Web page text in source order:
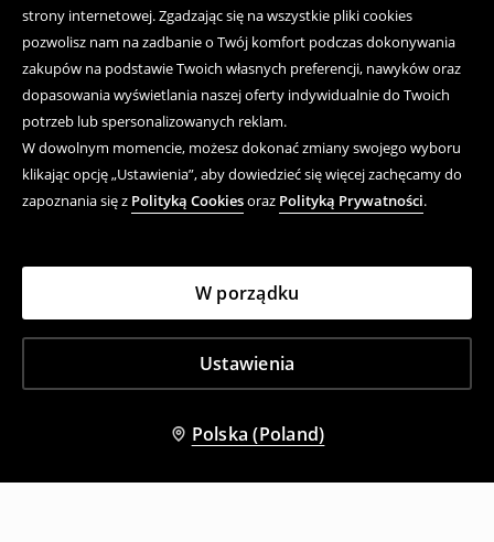
strony internetowej. Zgadzając się na wszystkie pliki cookies
pozwolisz nam na zadbanie o Twój komfort podczas dokonywania
zakupów na podstawie Twoich własnych preferencji, nawyków oraz
dopasowania wyświetlania naszej oferty indywidualnie do Twoich
potrzeb lub spersonalizowanych reklam.
W dowolnym momencie, możesz dokonać zmiany swojego wyboru
klikając opcję „Ustawienia”, aby dowiedzieć się więcej zachęcamy do
zapoznania się z Polityką Cookiesoraz Polityką Prywatności.
Ustawienia
W porządku
Polska (Poland)